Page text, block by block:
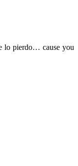
lo pierdo… cause you